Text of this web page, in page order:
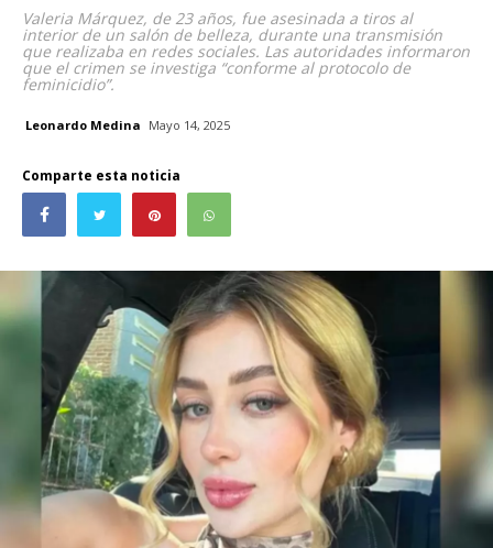
Valeria Márquez, de 23 años, fue asesinada a tiros al
interior de un salón de belleza, durante una transmisión
que realizaba en redes sociales. Las autoridades informaron
que el crimen se investiga “conforme al protocolo de
feminicidio”.
Leonardo Medina Mayo 14, 2025
Comparte esta noticia